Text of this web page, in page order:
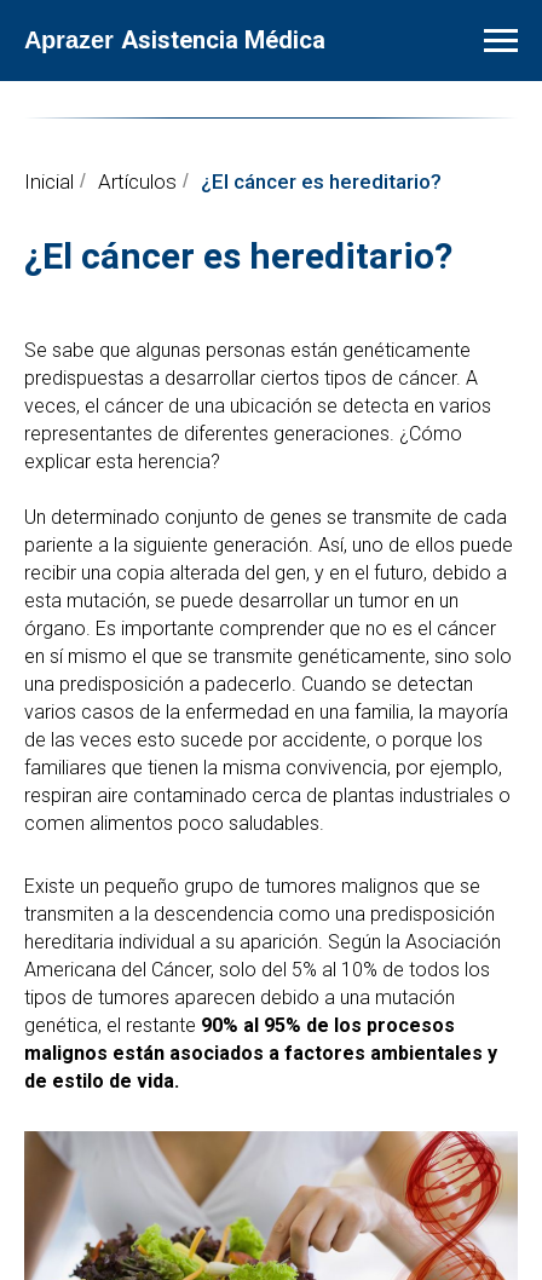
Aprazer Asistencia Médica
Inicial / Artículos / ¿El cáncer es hereditario?
¿El cáncer es hereditario?
Se sabe que algunas personas están genéticamente
predispuestas a desarrollar ciertos tipos de cáncer. A
veces, el cáncer de una ubicación se detecta en varios
representantes de diferentes generaciones. ¿Cómo
explicar esta herencia?
Un determinado conjunto de genes se transmite de cada
pariente a la siguiente generación. Así, uno de ellos puede
recibir una copia alterada del gen, y en el futuro, debido a
esta mutación, se puede desarrollar un tumor en un
órgano. Es importante comprender que no es el cáncer
en sí mismo el que se transmite genéticamente, sino solo
una predisposición a padecerlo. Cuando se detectan
varios casos de la enfermedad en una familia, la mayoría
de las veces esto sucede por accidente, o porque los
familiares que tienen la misma convivencia, por ejemplo,
respiran aire contaminado cerca de plantas industriales o
comen alimentos poco saludables.
Existe un pequeño grupo de tumores malignos que se
transmiten a la descendencia como una predisposición
hereditaria individual a su aparición. Según la Asociación
Americana del Cáncer, solo del 5% al ​​10% de todos los
tipos de tumores aparecen debido a una mutación
genética, el restante 90% al 95% de los procesos
malignos están asociados a factores ambientales y
de estilo de vida.